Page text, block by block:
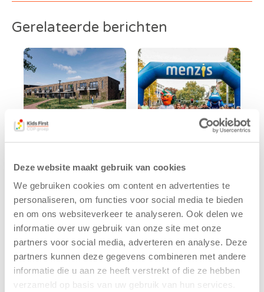
Deze website maakt gebruik van cookies
We gebruiken cookies om content en advertenties te
personaliseren, om functies voor social media te bieden
en om ons websiteverkeer te analyseren. Ook delen we
informatie over uw gebruik van onze site met onze
partners voor social media, adverteren en analyse. Deze
partners kunnen deze gegevens combineren met andere
informatie die u aan ze heeft verstrekt of die ze hebben
verzameld op basis van uw gebruik van hun services.
Gerelateerde berichten
Kids First
tekent
koopcontract
voor nieuw
kindcentrum in
wijk Wiarda in
Leeuwarden
11 juni 2026
Leeuwarden –
Kids First
nieuwe
naamsponsor
van de Mini 4
Mijl tijdens de
Menzis 4 Mijl
van Groningen
13 mei 2026
De jongste